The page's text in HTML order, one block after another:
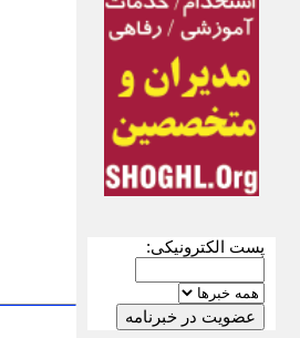
پست الکترونیکی: